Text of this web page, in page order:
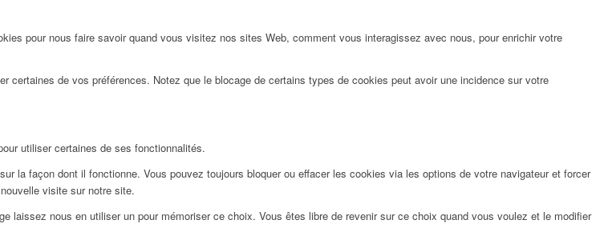
pour nous faire savoir quand vous visitez nos sites Web, comment vous interagissez avec nous, pour enrichir votre
de vos préférences. Notez que le blocage de certains types de cookies peut avoir une incidence sur votre
utiliser certaines de ses fonctionnalités.
la façon dont il fonctionne. Vous pouvez toujours bloquer ou effacer les cookies via les options de votre navigateur et forcer
visite sur notre site.
laissez nous en utiliser un pour mémoriser ce choix. Vous êtes libre de revenir sur ce choix quand vous voulez et le modifier